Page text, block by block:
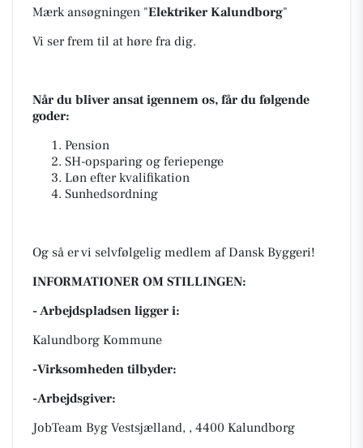
Mærk ansøgningen "Elektriker Kalundborg"
Vi ser frem til at høre fra dig.
Når du bliver ansat igennem os, får du følgende
goder:
Pension
SH-opsparing og feriepenge
Løn efter kvalifikation
Sunhedsordning
Og så er vi selvfølgelig medlem af Dansk Byggeri!
INFORMATIONER OM STILLINGEN:
- Arbejdspladsen ligger i:
Kalundborg Kommune
-Virksomheden tilbyder:
-Arbejdsgiver:
JobTeam Byg Vestsjælland, , 4400 Kalundborg